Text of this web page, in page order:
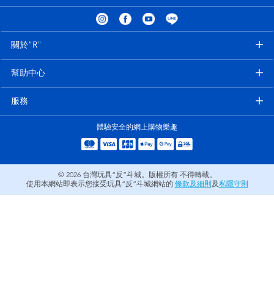
遊戲及拼圖系列
戶外及運動用品
派對用品
Barbie芭比
NERF熱火
關於"R"
幫助中心
服務
體驗安全的網上購物樂趣
© 2026 台灣玩具“反”斗城。版權所有 不得轉載。
使用本網站即表示您接受玩具“反”斗城網站的 條款及細則 及私隱守則